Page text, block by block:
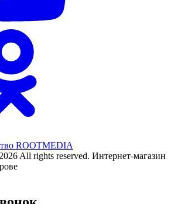
All rights reserved. Интернет-магазин